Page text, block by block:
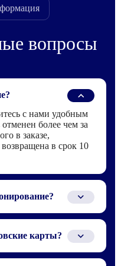
вопросы
с нами удобным
более чем за
в заказе,
в срок 10
в заказ,
или электронной
карты?
наличными или